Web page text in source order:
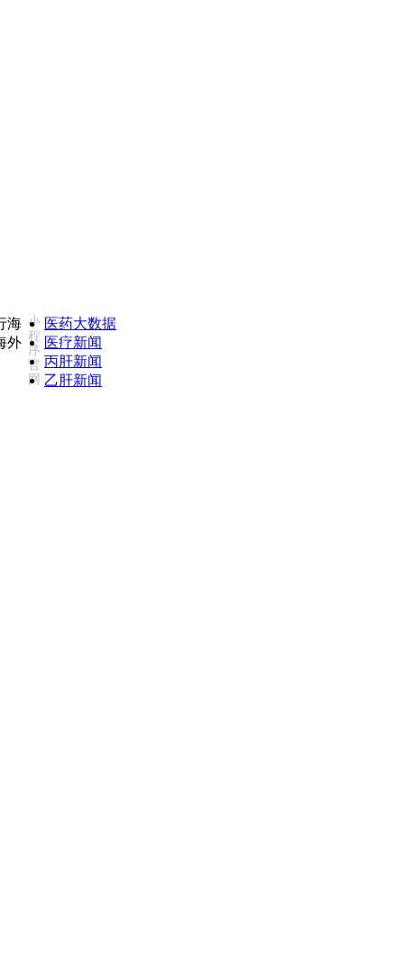
小
程
序
官
网
医药大数据
医疗新闻
丙肝新闻
乙肝新闻